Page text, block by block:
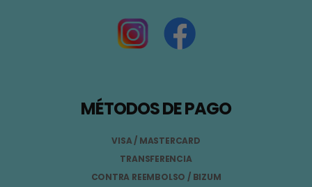
MÉTODOS DE PAGO
VISA / MASTERCARD
TRANSFERENCIA
CONTRA REEMBOLSO / BIZUM